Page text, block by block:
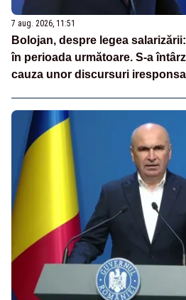
7 aug. 2026, 11:51
Bolojan, despre legea
în perioada următoare. S-a
cauza unor discursuri